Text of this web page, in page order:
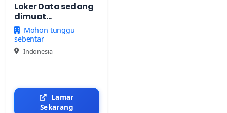
Loker Data sedang
dimuat...
Mohon tunggu
sebentar
Indonesia
Lamar
Sekarang